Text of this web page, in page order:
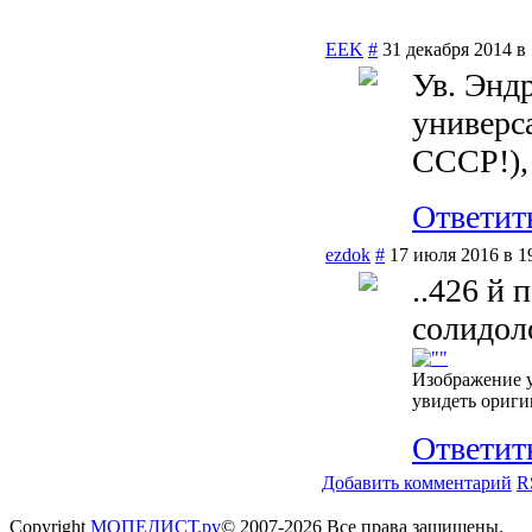
EEK # 31 декабря 2014 в
Ув.
СССР!),
ezdok # 17 июля 2016 в
..426 й
Изображение
увидеть
Добавить комментарий
Copyright МОПЕДИСТ.ру© 2007-2026 Все права защищены.